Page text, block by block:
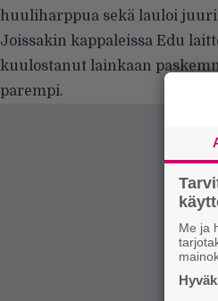
huuliharppua sekä lauloi
Joissakin kappaleissa Edu
kuulostanut lainkaan
parempi.
Me ja